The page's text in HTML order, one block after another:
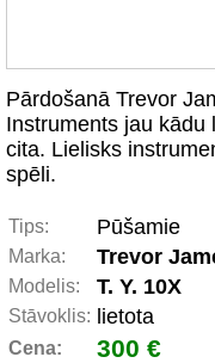
Pārdošanā Trevor
Instruments jau kādu
cita. Lielisks
spēli.
Tips: Pūšamie
Marka: Trevor
Modelis: T. Y. 10X
Stāvoklis: lietota
Cena: 300 €